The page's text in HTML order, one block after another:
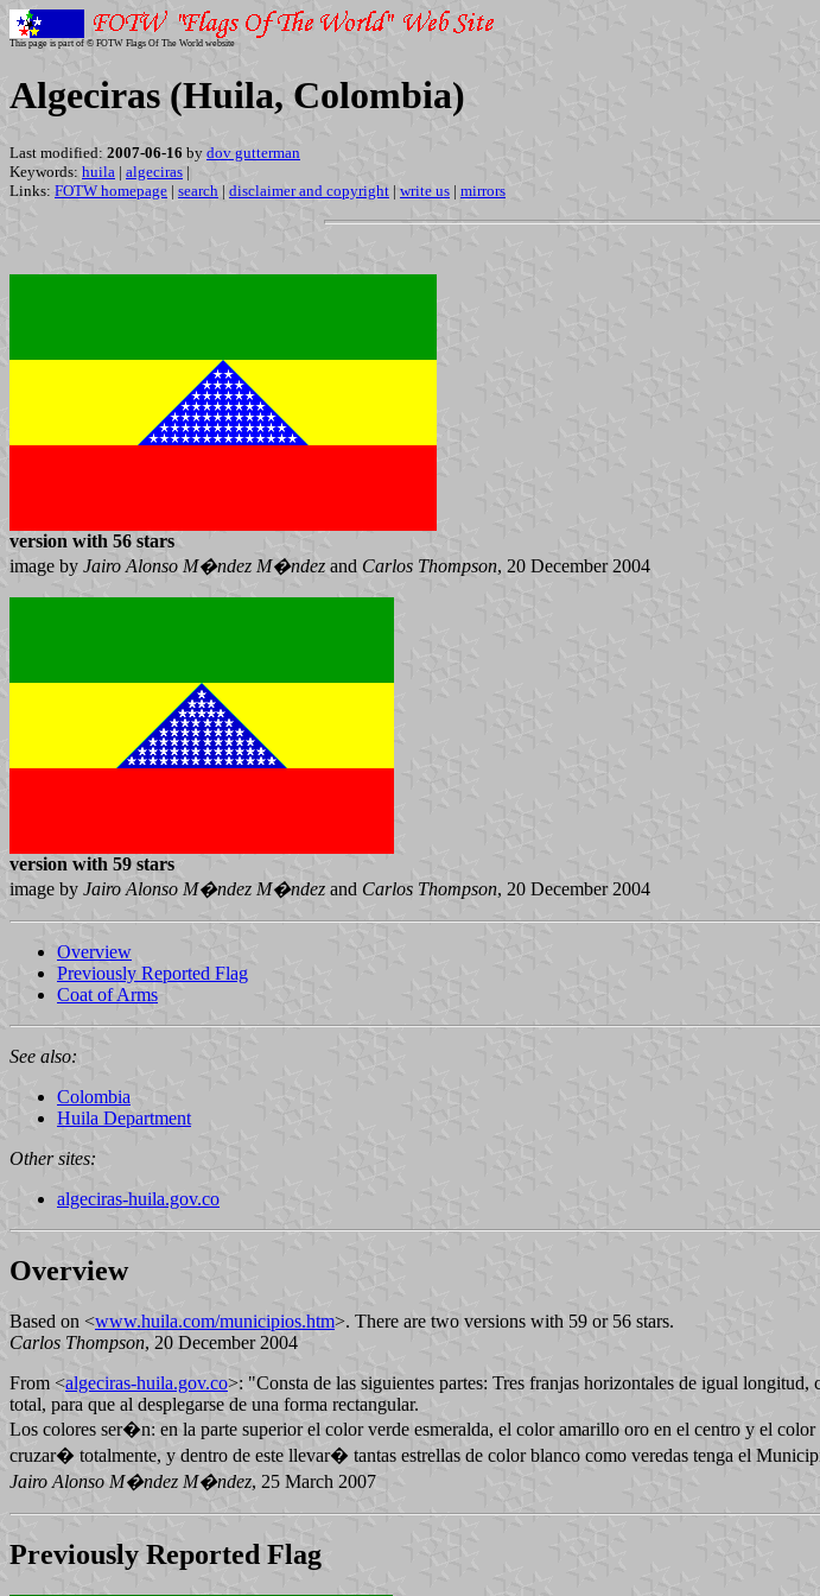
This page is part of © FOTW Flags Of The World website
Algeciras (Huila, Colombia)
Last modified: 2007-06-16 by dov gutterman
Keywords: huila | algeciras |
Links: FOTW homepage | search | disclaimer and copyright | write us | mirrors
version with 56 stars
image by Jairo Alonso M�ndez M�ndez and Carlos Thompson, 20 December 2004
version with 59 stars
image by Jairo Alonso M�ndez M�ndez and Carlos Thompson, 20 December 2004
Overview
Previously Reported Flag
Coat of Arms
See also:
Colombia
Huila Department
Other sites:
algeciras-huila.gov.co
Overview
Based on <www.huila.com/municipios.htm>. There are two versions with 59 or 56 stars.
Carlos Thompson, 20 December 2004
From <algeciras-huila.gov.co>: "Consta de las siguientes partes: Tres franjas horizontales de igual
total, para que al desplegarse de una forma rectangular.
Los colores ser�n: en la parte superior el color verde esmeralda, el color amarillo oro en el centro y el
cruzar� totalmente, y dentro de este llevar� tantas estrellas de color blanco como veredas tenga el
Jairo Alonso M�ndez M�ndez, 25 March 2007
Previously Reported Flag